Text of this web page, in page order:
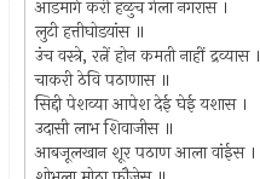
आडमार्ग करी हळुच गेला नगरास ।
लुटी हत्तीघोडयांस ॥
उंच वस्त्रे, रत्नें होन कमती नाहीं द्रव्यास ।
चाकरी ठेवि पठाणास ॥
सिद्दी पेशव्या आपेश देई घेई यशास ।
उदासी लाभ शिवाजीस ॥
आबजूलखान शूर पठाण आला वांईस ।